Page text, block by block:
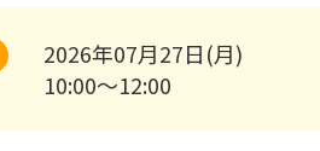
2026年07月27日(月)
10:00～12:00